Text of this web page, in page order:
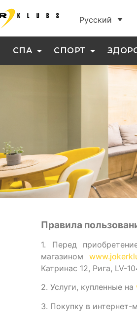
Русский
СПА СПОРТ
Правила
1. Перед
магазином
Катринас 12, Рига, LV-
2. Услуги, купленные на
3. Покупку в интернет-